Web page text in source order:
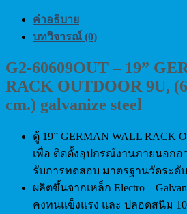
61.3
cm.)
galvanize
ชิ้น
คำอธิบาย
บทวิจารณ์ (0)
G2-60609OUT – 19”
RACK OUTDOOR 9U,
cm.) galvanize steel
ตู้ 19” GERMAN WALL RACK
เพื่อ ติดตั้งอุปกรณ์งานภายนอกอ
รับการทดสอบ มาตรฐานวัดระดับ
ผลิตขึ้นจากเหล็ก Electro –
คงทนแข็งแรง และ ปลอดสนิม